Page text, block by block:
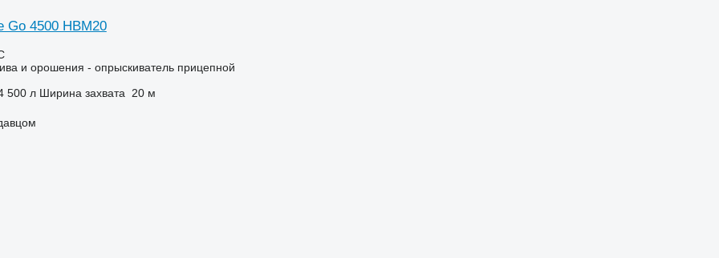
Go 4500 HBM20
и орошения - опрыскиватель прицепной
500 л Ширина захвата
20 м